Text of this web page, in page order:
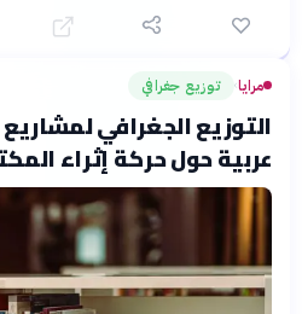
مرايا› توزيع جغرافي
الجغرافي لمشاريع
حول حركة إثراء